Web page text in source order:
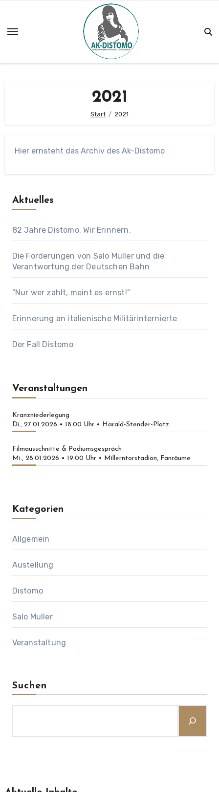
springen
2021
Start 2021
Hier ernsteht das Archiv des Ak-Distomo
Aktuelles
82 Jahre Distomo. Wir Erinnern.
Die Forderungen von Salo Muller und die
Verantwortung der Deutschen Bahn
”Nur wer zahlt, meint es ernst!”
Erinnerung an italienische Militärinternierte
Der Fall Distomo
Veranstaltungen
Kranzniederlegung
Di., 27.01.2026 • 18:00 Uhr • Harald-Stender-Platz
Filmausschnitte & Podiumsgespräch
Mi., 28.01.2026 • 19:00 Uhr • Millerntorstadion, Fanräume
Kategorien
Allgemein
Austellung
Distomo
Salo Muller
Veranstaltung
Suchen